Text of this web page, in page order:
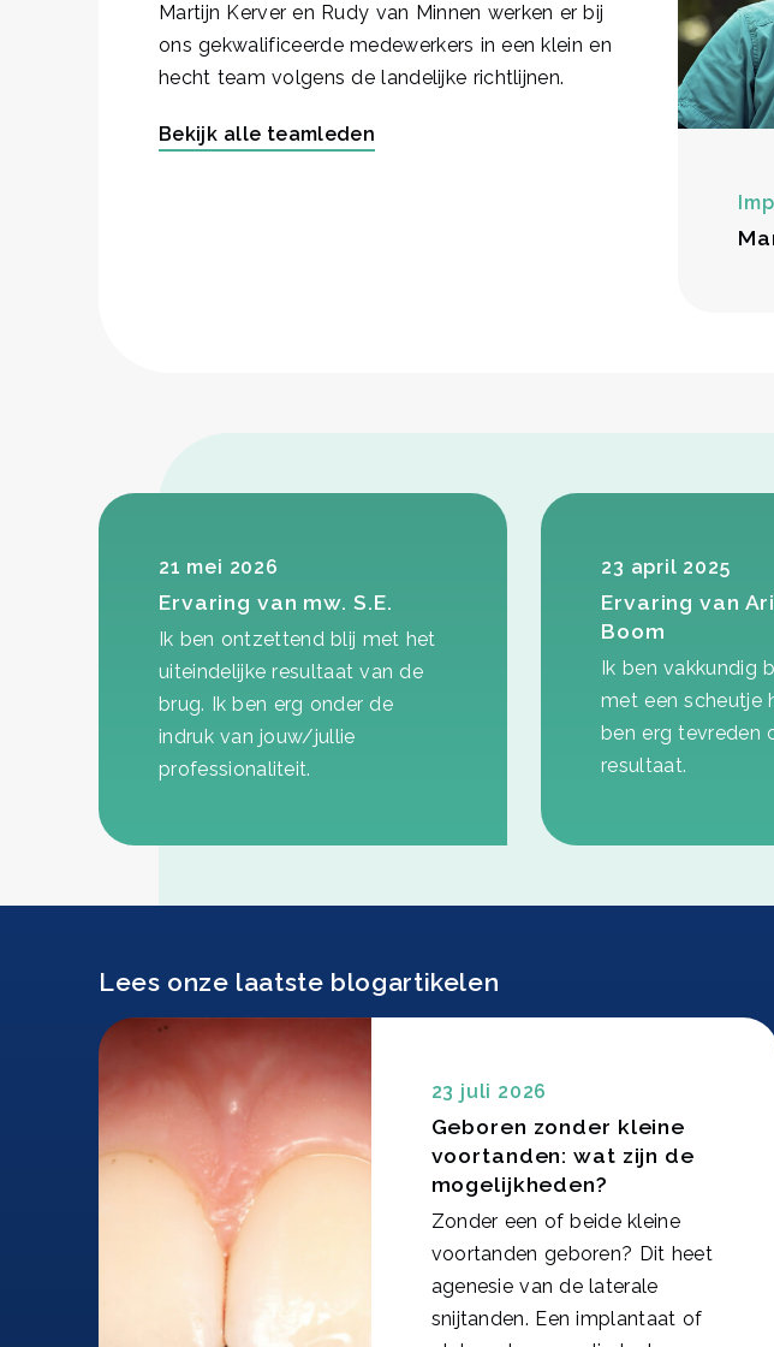
Martijn Kerver en Rudy van Minnen werken er bij
ons gekwalificeerde medewerkers in een klein en
hecht team volgens de landelijke richtlijnen.
Bekijk alle teamleden
21 mei 2026
Ervaring van mw. S.E.
Ik ben ontzettend blij met het
uiteindelijke resultaat van de
brug. Ik ben erg onder de
indruk van jouw/jullie
professionaliteit.
23 april 2025
Ervaring van
Boom
Ik ben vakkundig
met een scheutje
ben erg tevreden
resultaat.
Lees onze laatste blogartikelen
23 juli 2026
Geboren zonder kleine
voortanden: wat zijn de
mogelijkheden?
Zonder een of beide kleine
voortanden geboren? Dit heet
agenesie van de laterale
snijtanden. Een implantaat of